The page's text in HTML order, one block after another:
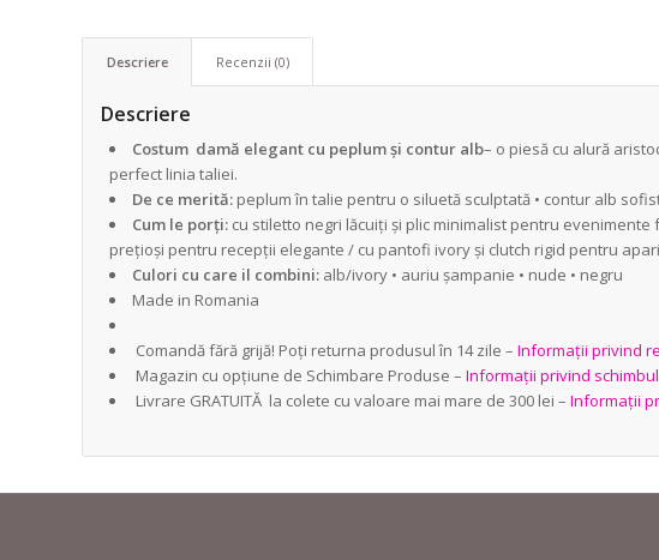
Descriere Recenzii (0)
Descriere
Costum damă elegant cu peplum și contur alb– o piesă cu alură
perfect linia taliei.
De ce merită: peplum în talie pentru o siluetă sculptată • contur alb
Cum le porți: cu stiletto negri lăcuiți și plic minimalist pentru
prețioși pentru recepții elegante / cu pantofi ivory și clutch rigid pentru
Culori cu care il combini: alb/ivory • auriu șampanie • nude • negru
Made in Romania
Comandă fără grijă! Poți returna produsul în 14 zile – Informații privind
Magazin cu opțiune de Schimbare Produse –Informații privind
Livrare GRATUITĂ la colete cu valoare mai mare de 300 lei –Informații